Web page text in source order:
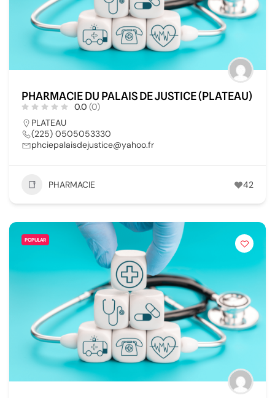
PHARMACIE DU PALAIS DE JUSTICE (PLATEAU)
0.0 (0)
PLATEAU
(225) 0505053330
phciepalaisdejustice@yahoo.fr
PHARMACIE 42
POPULAR